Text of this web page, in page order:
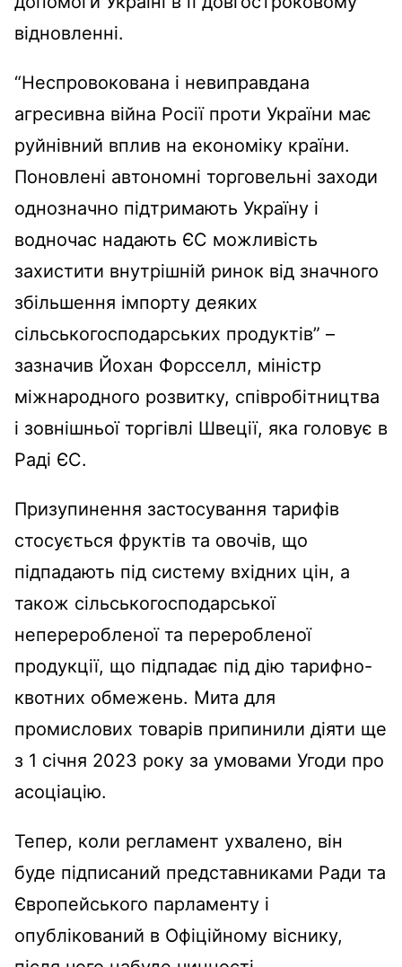
відновленні.
“Неспровокована і невиправдана
агресивна війна Росії проти України має
руйнівний вплив на економіку країни.
Поновлені автономні торговельні заходи
однозначно підтримають Україну і
водночас надають ЄС можливість
захистити внутрішній ринок від значного
збільшення імпорту деяких
сільськогосподарських продуктів” –
зазначив Йохан Форсселл, міністр
міжнародного розвитку, співробітництва
і зовнішньої торгівлі Швеції, яка головує в
Раді ЄС.
Призупинення застосування тарифів
стосується фруктів та овочів, що
підпадають під систему вхідних цін, а
також сільськогосподарської
непереробленої та переробленої
продукції, що підпадає під дію тарифно-
квотних обмежень. Мита для
промислових товарів припинили діяти ще
з 1 січня 2023 року за умовами Угоди про
асоціацію.
Тепер, коли регламент ухвалено, він
буде підписаний представниками Ради та
Європейського парламенту і
опублікований в Офіційному віснику,